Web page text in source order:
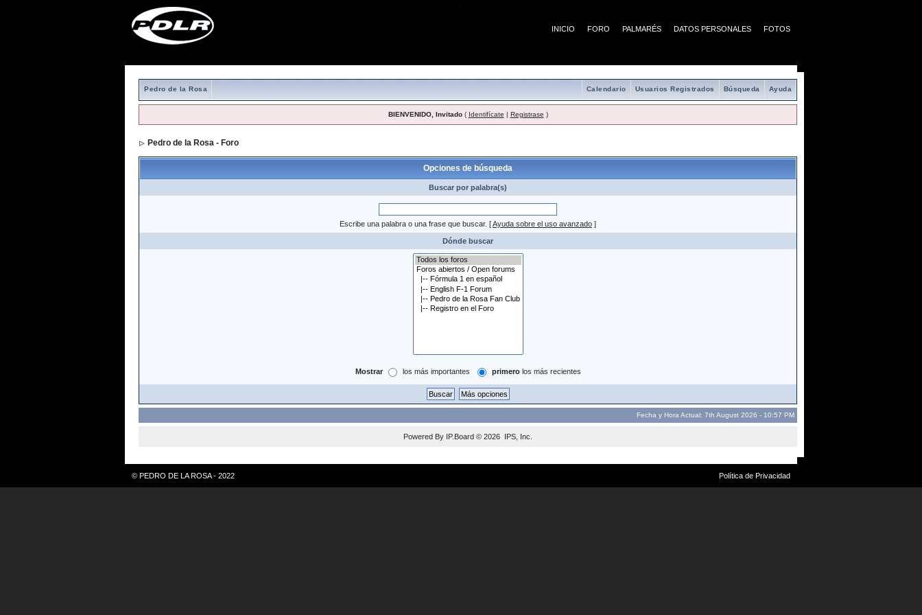
INICIO FORO PALMARÉS DATOS PERSONALES FOTOS
Pedro de la Rosa Ayuda
Búsqueda
Usuarios Registrados
Calendario
BIENVENIDO, Invitado( Identifícate | Registrase )
Pedro de la Rosa - Foro
Opciones de búsqueda
Buscar por palabra(s)
Escribe una palabra o una frase que buscar. [Ayuda sobre el uso avanzado ]
Dónde buscar
Mostrar los más importantes primerolos más recientes
Fecha y Hora Actual: 7th August 2026 - 10:57 PM
Powered By IP.Board © 2026 IPS, Inc
© PEDRO DE LA ROSA - 2022 Política de Privacidad